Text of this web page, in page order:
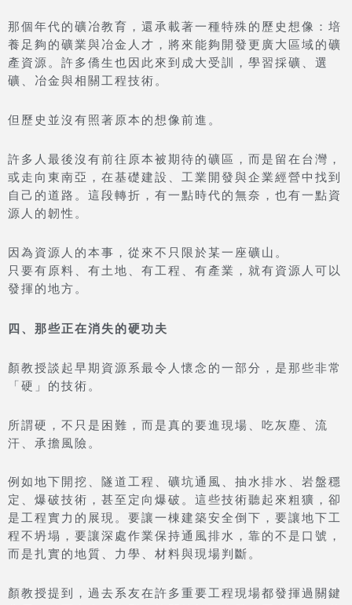
那個年代的礦冶教育，還承載著一種特殊的歷史想像：培
養足夠的礦業與冶金人才，將來能夠開發更廣大區域的礦
產資源。許多僑生也因此來到成大受訓，學習採礦、選
礦、冶金與相關工程技術。
但歷史並沒有照著原本的想像前進。
許多人最後沒有前往原本被期待的礦區，而是留在台灣，
或走向東南亞，在基礎建設、工業開發與企業經營中找到
自己的道路。這段轉折，有一點時代的無奈，也有一點資
源人的韌性。
因為資源人的本事，從來不只限於某一座礦山。
只要有原料、有土地、有工程、有產業，就有資源人可以
發揮的地方。
四、那些正在消失的硬功夫
顏教授談起早期資源系最令人懷念的一部分，是那些非常
「硬」的技術。
所謂硬，不只是困難，而是真的要進現場、吃灰塵、流
汗、承擔風險。
例如地下開挖、隧道工程、礦坑通風、抽水排水、岩盤穩
定、爆破技術，甚至定向爆破。這些技術聽起來粗獷，卻
是工程實力的展現。要讓一棟建築安全倒下，要讓地下工
程不坍塌，要讓深處作業保持通風排水，靠的不是口號，
而是扎實的地質、力學、材料與現場判斷。
顏教授提到，過去系友在許多重要工程現場都發揮過關鍵